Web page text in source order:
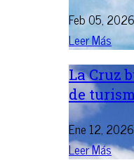
Feb 05, 2026
Leer Más
La Cruz
de
Ene 12, 2026
Leer Más